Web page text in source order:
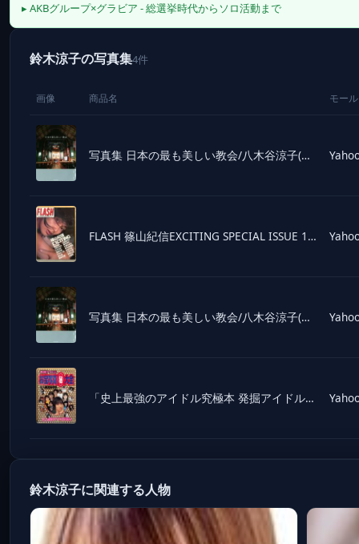
▸ AKBグループ×グラビア - 総選挙時代からソロ活動まで
鈴木涼子の写真集4件
画像 商品名 モール
写真集 日本の最も美しい教会/八木谷涼子(著者),鈴木元彦
FLASH 篠山紀信EXCITING SPECIAL ISSUE 1999 フラッシュ写真集 広末涼子・中村みづほ・松田...
写真集 日本の最も美しい教会/八木谷涼子(著者),鈴木元彦
「史上最強のアイドル究極本 発掘アイドルお宝写真マル秘大全 永久保存版」 初版 広末涼子 特集16p・深田恭子・さとう珠...
鈴木涼子に関連する人物